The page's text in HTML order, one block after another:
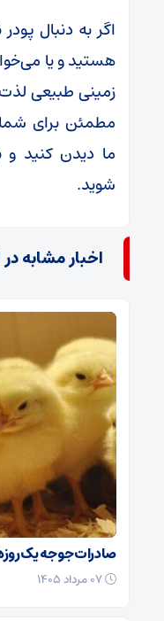
اگر به دنبال
هستید و یا
زمینی طبیعی
مطمئن برای
ما دیدن کنید و
شوید.
اخبار مشابه
صادرات جوجه یک